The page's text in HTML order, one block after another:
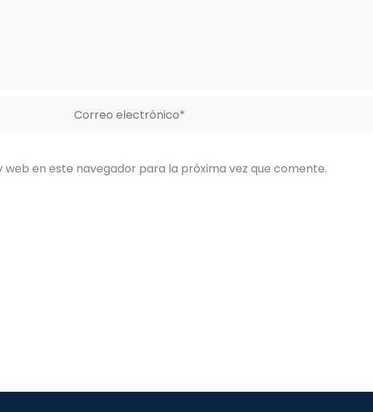
electrónico*
en este navegador para la próxima vez que comente.